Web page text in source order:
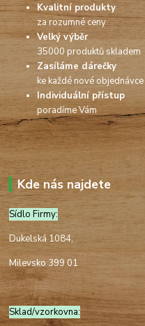
Kvalitní produkty
za rozumné ceny
Velký výběr
35000 produktů skladem
Zasíláme dárečky
ke každé nové objednávce
Individuální přístup
poradíme Vám
Kde nás najdete
Sídlo Firmy:
Dukelská 1084,
Milevsko 399 01
Sklad/vzorkovna: